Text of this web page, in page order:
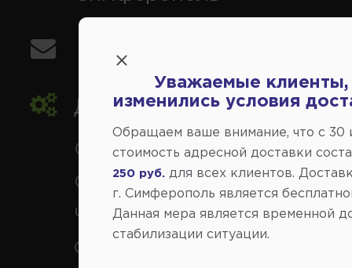
info@avtovse.com.ru
Доставка автозапчастей,
Симферополь и районы,
Севастополь, Ялта,
Черноморское, Саки,
Феодосия, Старый Крым,
Уважаемые клиенты,
изменились условия
Обращаем ваше внимание, что c 30
стоимость адресной доставки
250 руб. для всех клиентов.
г. Симферополь является
Данная мера является временной
стабилизации ситуации.